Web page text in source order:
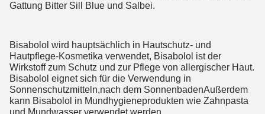
Gattung Bitter Sill Blue und Salbei.
Bisabolol wird hauptsächlich in Hautschutz- und
Hautpflege-Kosmetika verwendet, Bisabolol ist der
Wirkstoff zum Schutz und zur Pflege von allergischer Haut.
Bisabolol eignet sich für die Verwendung in
Sonnenschutzmitteln,nach dem SonnenbadenAußerdem
kann Bisabolol in Mundhygieneprodukten wie Zahnpasta
und Mundwasser verwendet werden.